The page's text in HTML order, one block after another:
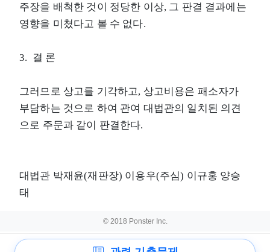
주장을 배척한 것이 정당한 이상, 그 판결 결과에는
영향을 미쳤다고 볼 수 없다.
3. 결 론
그러므로 상고를 기각하고, 상고비용은 패소자가
부담하는 것으로 하여 관여 대법관의 일치된 의견
으로 주문과 같이 판결한다.
대법관 박재윤(재판장) 이용우(주심) 이규홍 양승
태
© 2018 Ponster Inc.